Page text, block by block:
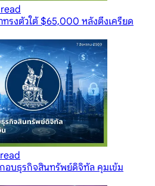
ทรงตัวใต้ $65,000 หลังตึงเครียด
อบธุรกิจสินทรัพย์ดิจิทัล คุมเข้ม